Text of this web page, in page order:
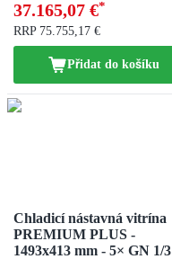
37.165,07 €*
RRP 75.755,17 €
Přidat do košíku
Chladicí nástavná vitrína
PREMIUM PLUS -
1493x413 mm - 5× GN 1/3